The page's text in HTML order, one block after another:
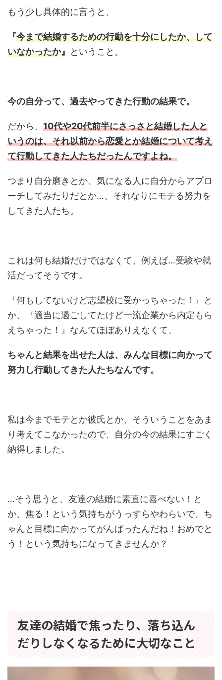
もう少し具体的に言うと、
『今まで結婚するための行動を十分にしたか、して
いなかったか』 ということ。
今の自分って、過去やってきた行動の結果で。
だから、 10代や20代前半にさっさと結婚した人と
いうのは、それ以前から恋愛とか結婚について考え
て行動してきた人たちだったんですよね。
つまり自分磨きとか、気になる人に自分からアプロ
ーチしてみたりだとか…、それなりにモテる努力を
してきた人たち。
これは何も結婚だけではなくて、例えば…受験や就
活だってそうです。
『何もしてないけど志望校に受かっちゃった！』と
か、『適当に過ごしてたけど一流企業から内定もら
えちゃった！』なんてほぼありえなくて、
ちゃんと結果を出せた人は、みんな目標に向かって
努力し行動してきた人たちなんです。
私は今までモテとか彼氏とか、そういうことをあま
り考えてこなかったので、自分の今の結果にすごく
納得しました。
…そう思うと、友達の結婚に素直に喜べない！と
か、焦る！という気持ちがうっすらやわらいで、ち
ゃんと目標に向かってがんばったんだね！おめでと
う！という気持ちになってきませんか？
友達の結婚で焦ったり、落ち込ん
だりしなくなるために大切なこと